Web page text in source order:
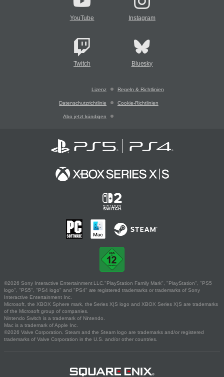
YouTube Instagram
Twitch Bluesky
Lizenz Regeln & Richtlinien
Datenschutzrichtlinie Cookie-Richtlinien
Abo jetzt kündigen
©2026 Sony Interactive Entertainment LLC."PlayStation Family Mark", "PlayStation", "PS5
logo", "PS5", "PS4 logo" and "PS4" are registered trademarks or trademarks of Sony
Interactive Entertainment Inc.
Microsoft, the XBOX Sphere mark, the Series X|S logo and XBOX Series X|S are trademarks
of the Microsoft group of companies.
Nintendo Switch is a trademark of Nintendo.
Mac is a trademark of Apple Inc.
©2026 Valve Corporation. Steam and the Steam logo are trademarks and/or registered
trademarks of Valve Corporation in the U.S. and/or other countries.